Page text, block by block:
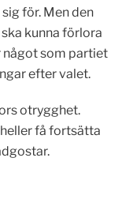
för. Men den
kunna förlora
något som partiet
efter valet.
otrygghet.
få fortsätta